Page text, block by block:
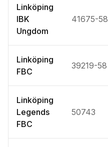
Linköping
IBK
Ungdom
41675-58
Linköping
FBC
39219-58
Linköping
Legends
FBC
50743